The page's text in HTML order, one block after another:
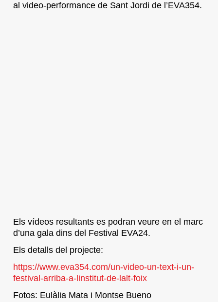
al video-performance de Sant Jordi de l’EVA354.
Els vídeos resultants es podran veure en el marc
d’una gala dins del Festival EVA24.
Els detalls del projecte:
https://www.eva354.com/un-video-un-text-i-un-
festival-arriba-a-linstitut-de-lalt-foix
Fotos: Eulàlia Mata i Montse Bueno